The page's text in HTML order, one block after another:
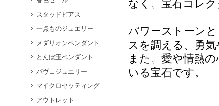
スタッドピアス
一点ものジュエリー
メダリオンペンダント
とんぼ玉ペンダント
パヴェジュエリー
マイクロセッティング
アウトレット
なく、宝石コレ
パワーストーン
スを調える、勇
また、愛や情熱
いる宝石です。